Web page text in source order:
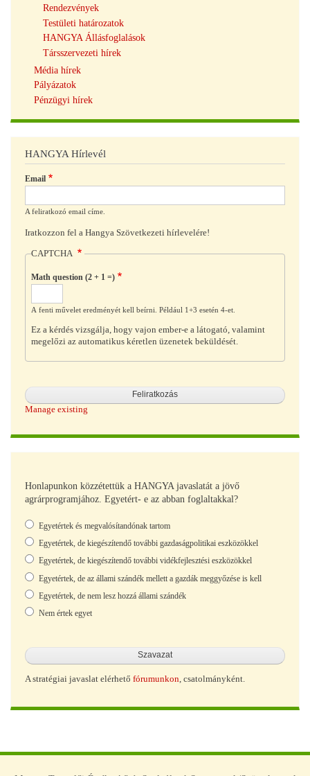
Rendezvények
Testületi határozatok
HANGYA Állásfoglalások
Társszervezeti hírek
Média hírek
Pályázatok
Pénzügyi hírek
HANGYA Hírlevél
Email
A feliratkozó email címe.
Iratkozzon fel a Hangya Szövetkezeti hírlevelére!
CAPTCHA
Math question (2 + 1 =)
A fenti művelet eredményét kell beírni. Például 1+3 esetén 4-et.
Ez a kérdés vizsgálja, hogy vajon ember-e a látogató, valamint
megelőzi az automatikus kéretlen üzenetek beküldését.
Manage existing
Honlapunkon közzétettük a HANGYA javaslatát a jövő
agrárprogramjához. Egyetért- e az abban foglaltakkal?
Választások
Egyetértek és megvalósítandónak tartom
Egyetértek, de kiegészítendő további gazdaságpolitikai eszközökkel
Egyetértek, de kiegészítendő további vidékfejlesztési eszközökkel
Egyetértek, de az állami szándék mellett a gazdák meggyőzése is kell
Egyetértek, de nem lesz hozzá állami szándék
Nem értek egyet
A stratégiai javaslat elérhető fórumunkon, csatolmányként.